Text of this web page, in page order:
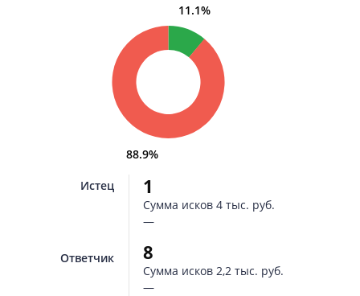
11.1%
88.9%
Истец
Ответчик
1
Сумма исков 4 тыс. руб.
—
8
Сумма исков 2,2 тыс. руб.
—